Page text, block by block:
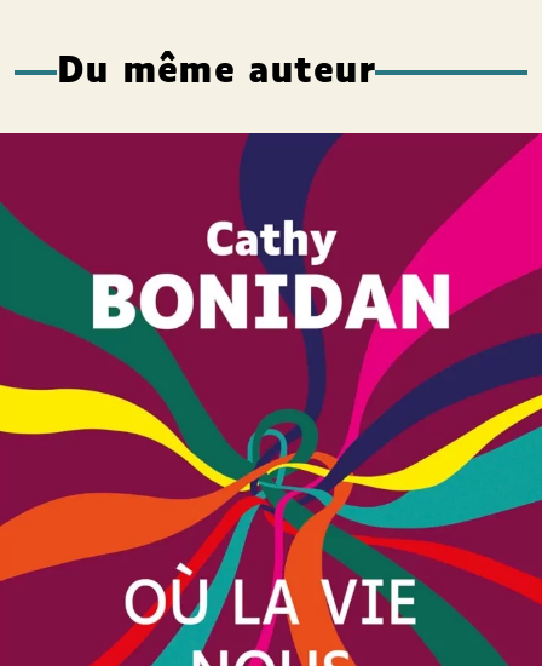
Du même auteur
Où la vie nous conduira
Cathy Bonidan
28